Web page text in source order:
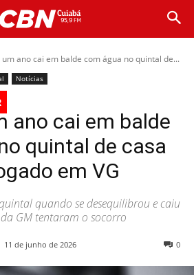
um ano cai em balde com água no quintal de...
Notícias
ano cai em balde
quintal de casa
em VG
quando se desequilibrou e caiu
GM tentaram o socorro
11 de junho de 2026 0